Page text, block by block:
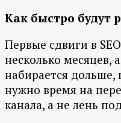
Как быстро будут
Первые сдвиги в
несколько месяцев,
набирается дольше,
нужно время на
канала, а не лень